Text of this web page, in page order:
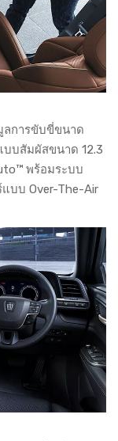
ลการขับขี่ขนาด
บสัมผัสขนาด 12.3
พร้อมระบบ
บบ Over-The-Air